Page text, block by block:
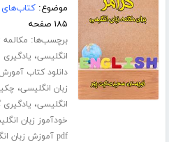
موضوع:
۱۸۵ صفحه
برچسب‌ها: مکالمه
انگلیسی،
دانلود کتاب
زبان انگلیسی،
انگلیسی، یادگیری
خودآموز زبان
pdf آموزش زبان انگلیسی